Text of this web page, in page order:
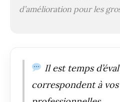
d’amélioration pour les
Il est temps
correspondent à